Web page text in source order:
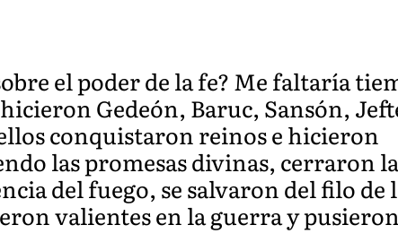
el poder de la fe? Me faltaría
Gedeón, Baruc, Sansón,
conquistaron reinos e hicieron
las promesas divinas, cerraron
del fuego, se salvaron del filo de
valientes en la guerra y